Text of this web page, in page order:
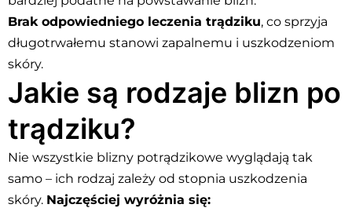
Brak odpowiedniego leczenia trądziku, co sprzyja
długotrwałemu stanowi zapalnemu i uszkodzeniom
skóry.
Jakie są rodzaje blizn po
trądziku?
Nie wszystkie blizny potrądzikowe wyglądają tak
samo – ich rodzaj zależy od stopnia uszkodzenia
skóry. Najczęściej wyróżnia się: